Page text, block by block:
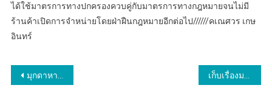
ได้ใช้มาตรการทางปกครองควบคู่กับมาตรการทางกฎหมายจนไม่มี
ร้านค้าเปิดการจำหน่ายโดยฝ่าฝืนกฎหมายอีกต่อไป//////คเณศวร เกษ
อินทร์
แนะแนว
มุกดาหาร สนพท. เลือก วิลาสินี เจริญสุข สื่อ และนักธุรกิจเก่ง เป็น นายกสมาคมนักหนังสือพิมพ์ภูมิภาคแห่งประเทศไทย